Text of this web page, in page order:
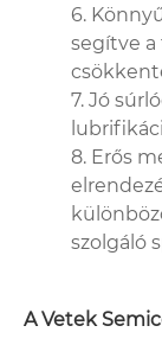
6.
segítve
7. Jó
8. Erős
szolgáló
A Vetek